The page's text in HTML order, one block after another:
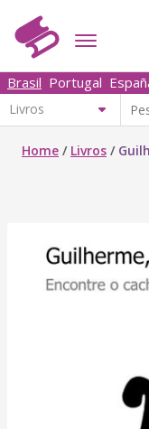
Brasil Portugal
Home / Livros /